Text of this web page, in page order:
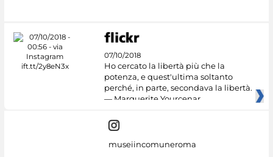
07/10/2018
Ho cercato la libertà più che la
potenza, e quest'ultima soltanto
perché, in parte, secondava la libertà.
— Marguerite Yourcenar
museiincomuneroma